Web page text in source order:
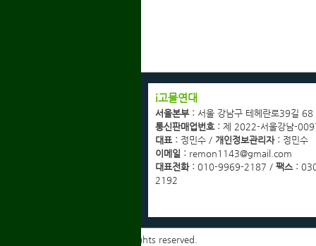
i고물연대
서울본부 : 서울 강남구 테헤란로39길 68
통신판매업번호 : 제 2022-서울강남-
대표 : 정민수 / 개인정보관리자 : 정민수
이메일 : remon1143@gmail.com
대표전화 : 010-9969-2187 / 팩스 :
2192
Copyrights ⓒ 2014 igmyd. All rights reserved.